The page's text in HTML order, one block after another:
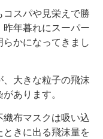
コスパや見栄えで勝
昨年暮れにスーパー
かになってきまし
、大きな粒子の飛沫
あります。
布マスクは吸い込
きに出る飛沫量を